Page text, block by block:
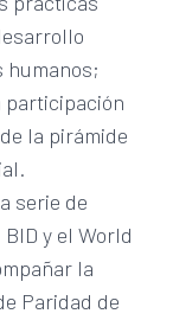
humanos;
participación
la pirámide
serie de
y el World
la
Paridad de